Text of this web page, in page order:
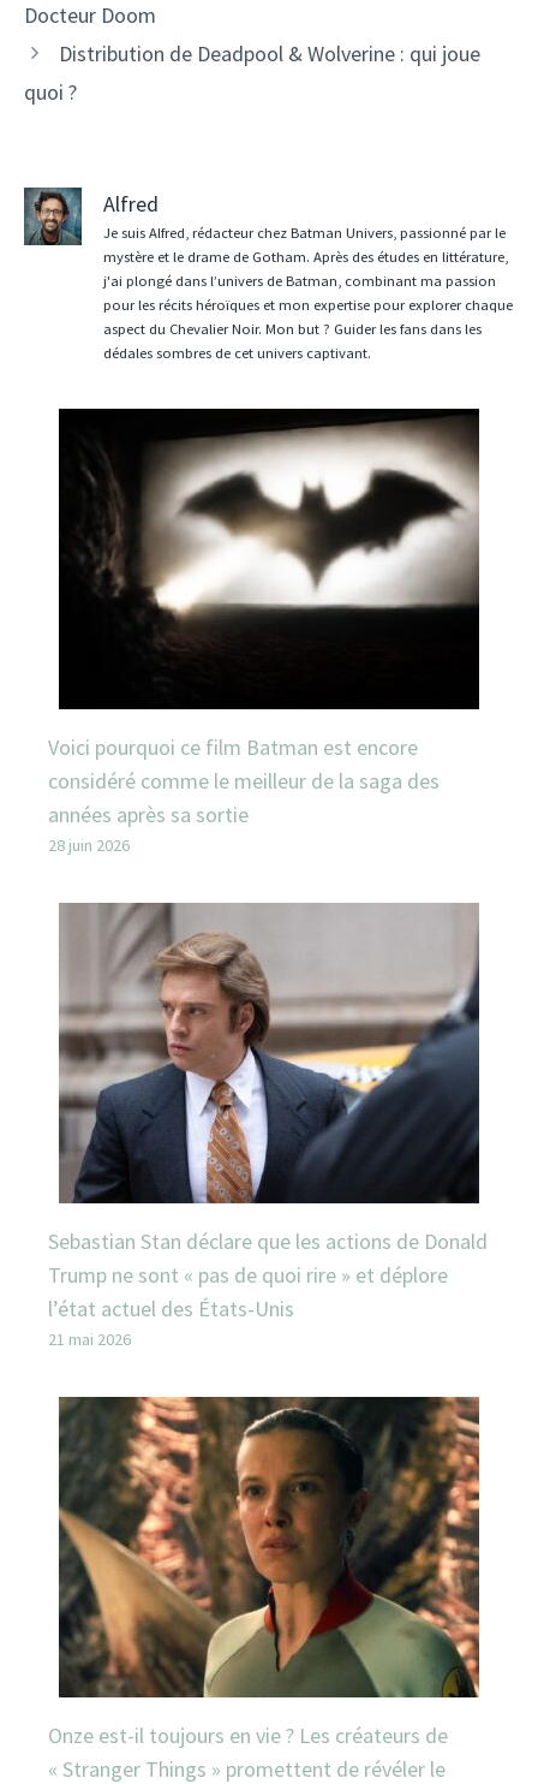
Docteur Doom
Distribution de Deadpool & Wolverine : qui joue
quoi ?
Alfred
Je suis Alfred, rédacteur chez Batman Univers, passionné par le
mystère et le drame de Gotham. Après des études en littérature,
j'ai plongé dans l’univers de Batman, combinant ma passion
pour les récits héroïques et mon expertise pour explorer chaque
aspect du Chevalier Noir. Mon but ? Guider les fans dans les
dédales sombres de cet univers captivant.
Voici pourquoi ce film Batman est encore
considéré comme le meilleur de la saga des
années après sa sortie
28 juin 2026
Sebastian Stan déclare que les actions de Donald
Trump ne sont « pas de quoi rire » et déplore
l’état actuel des États-Unis
21 mai 2026
Onze est-il toujours en vie ? Les créateurs de
« Stranger Things » promettent de révéler le